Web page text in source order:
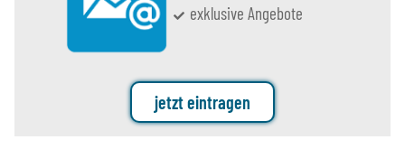
exklusive Angebote
jetzt eintragen